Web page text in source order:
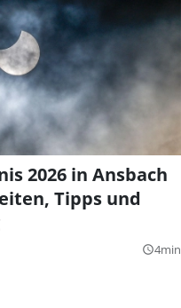
2026 in Ansbach
Tipps und
query_builder4min